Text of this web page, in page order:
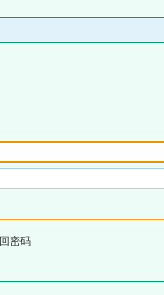
密码